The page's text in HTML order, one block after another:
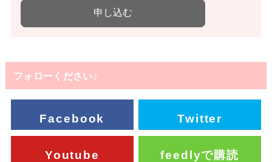
フォローください♪
Facebook Twitter
Youtube feedlyで購読